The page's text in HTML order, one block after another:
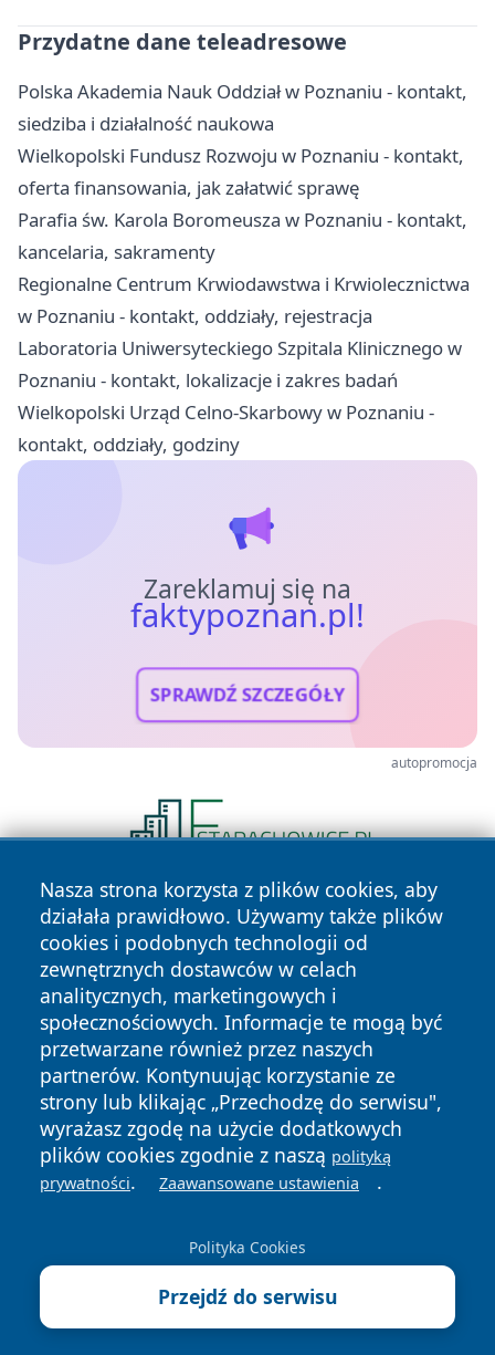
Przydatne dane teleadresowe
Polska Akademia Nauk Oddział w Poznaniu - kontakt,
siedziba i działalność naukowa
Wielkopolski Fundusz Rozwoju w Poznaniu - kontakt,
oferta finansowania, jak załatwić sprawę
Parafia św. Karola Boromeusza w Poznaniu - kontakt,
kancelaria, sakramenty
Regionalne Centrum Krwiodawstwa i Krwiolecznictwa
w Poznaniu - kontakt, oddziały, rejestracja
Laboratoria Uniwersyteckiego Szpitala Klinicznego w
Poznaniu - kontakt, lokalizacje i zakres badań
Wielkopolski Urząd Celno-Skarbowy w Poznaniu -
kontakt, oddziały, godziny
Zareklamuj się na
faktypoznan.pl!
SPRAWDŹ SZCZEGÓŁY
autopromocja
Nasza strona korzysta z plików cookies, aby
działała prawidłowo. Używamy także plików
cookies i podobnych technologii od
zewnętrznych dostawców w celach
analitycznych, marketingowych i
społecznościowych. Informacje te mogą być
przetwarzane również przez naszych
partnerów. Kontynuując korzystanie ze
strony lub klikając „Przechodzę do serwisu",
wyrażasz zgodę na użycie dodatkowych
plików cookies zgodnie z naszą polityką
prywatności. Zaawansowane ustawienia .
Polityka Cookies
Przejdź do serwisu
Copyright © 2026 faktypoznan.pl Wszystkie prawa
zastrzeżone.
News Autorzy
Polityka
Prywatności
Polityka
Cookies